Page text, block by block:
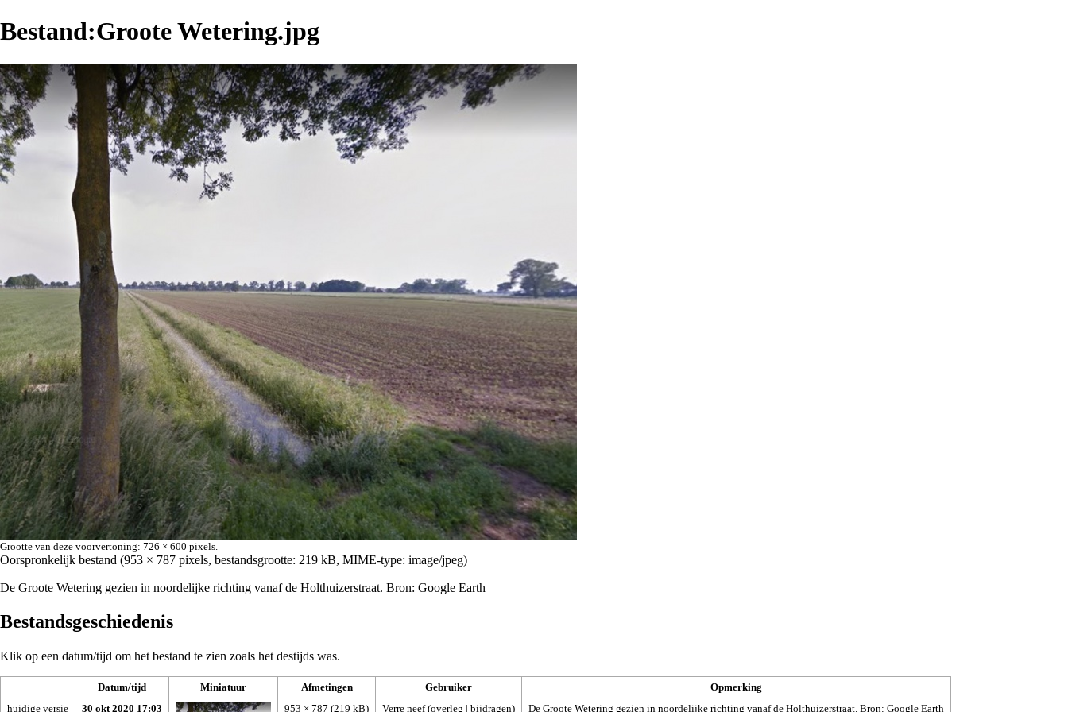
Bestand:Groote Wetering.jpg
Grootte van deze voorvertoning: 726 × 600 pixels
Oorspronkelijk bestand (953 × 787 pixels, bestandsgrootte: 219 kB, MIME-type: image/jpeg)
De Groote Wetering gezien in noordelijke richting vanaf de Holthuizerstraat. Bron: Google Earth
Bestandsgeschiedenis
Klik op een datum/tijd om het bestand te zien zoals het destijds was.
Datum/tijd Miniatuur Afmetingen Gebruiker
Opmerking
huidige versie
30 okt 2020 17:03 953 × 787 (219 kB) Verre neef (overleg | bijdragen) De Groote Wetering gezien in noordelijke richting vanaf de Holthuizerstraat. Bron: Google Earth